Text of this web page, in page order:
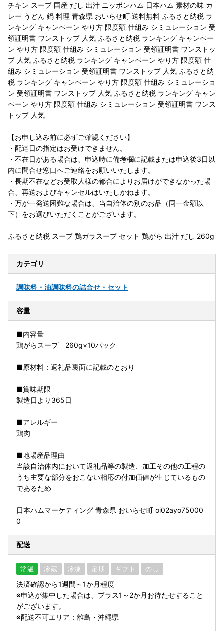
チキン スープ 国産 だし 出汁 ニッポンハム 日本ハム 素材の味 カ
レー うどん 鍋 料理 青森県 おいらせ町 送料無料 ふるさと納税 ラ
ンキング キャンペーン やり方 限度額 仕組み シミュレーション 受
領証明書 ワンストップ 人気 ふるさと納税 ランキング キャンペー
ン やり方 限度額 仕組み シミュレーション 受領証明書 ワンストッ
プ 人気 ふるさと納税 ランキング キャンペーン やり方 限度額 仕
組み シミュレーション 受領証明書 ワンストップ 人気 ふるさと納
税 ランキング キャンペーン やり方 限度額 仕組み シミュレーショ
ン 受領証明書 ワンストップ 人気 ふるさと納税 ランキング キャン
ペーン やり方 限度額 仕組み シミュレーション 受領証明書 ワンス
トップ 人気
【お申し込み前に必ずご確認ください】
・配達日の指定はお受けできません。
・不在日がある場合は、申込時に備考欄に記載または申込後3日以
内に問合せ窓口へご連絡をお願いいたします。
・長期不在などお受取人様の都合によりお届けができなかった場
合、再送およびキャンセルはいたしかねます。
・万が一発送困難な場合は、当自治体の別のお品（同一金額以
下）をお選びいただくことがございます。
ふるさと納税 スープ 鶏ガラスープ セット 鶏がら 出汁 だし 260g
カテゴリ
調味料・油調味料の詰合せ・セット
容量
■内容量
鶏がらスープ 260g×10パック
■原材料：返礼品裏面に記載のとおり
■賞味期限
製造日より365日
■アレルギー
鶏肉
■地場産品理由
当該自治体内において返礼品等の製造、加工その他の工程の
うち主要な部分をおこない相応の付加価値が生じているもの
であるため
日本ハムマーケティング 青森県 おいらせ町 oi02ayo75000
0
配送
常温 冷蔵 冷凍 定期 ギフト のし
決済確認から1週間～1か月程度
※申込が集中した場合は、プラス1～2か月お待たせすること
がございます。
※配送不可エリア：離島・沖縄県